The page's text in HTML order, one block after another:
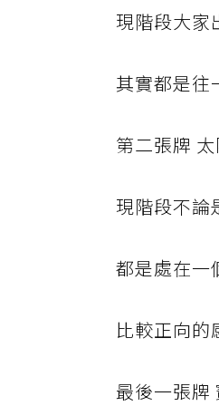
現階段大家
其實都是往
第二張牌
現階段不論
都是處在一
比較正向的
最後一張牌